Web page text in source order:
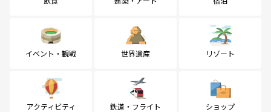
イベント・観戦 世界遺産 リゾート
アクティビティ 鉄道・フライト ショップ